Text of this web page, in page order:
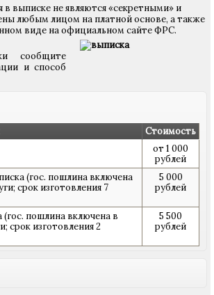
в выписке не являются «секретными» и
любым лицом на платной основе, а также
виде на официальном сайте ФРС.
сообщите
и способ
Стоимость
от 1 000
рублей
(гос. пошлина включена
срок изготовления 7
5 000
рублей
(гос. пошлина включена в
срок изготовления 2
5 500
рублей